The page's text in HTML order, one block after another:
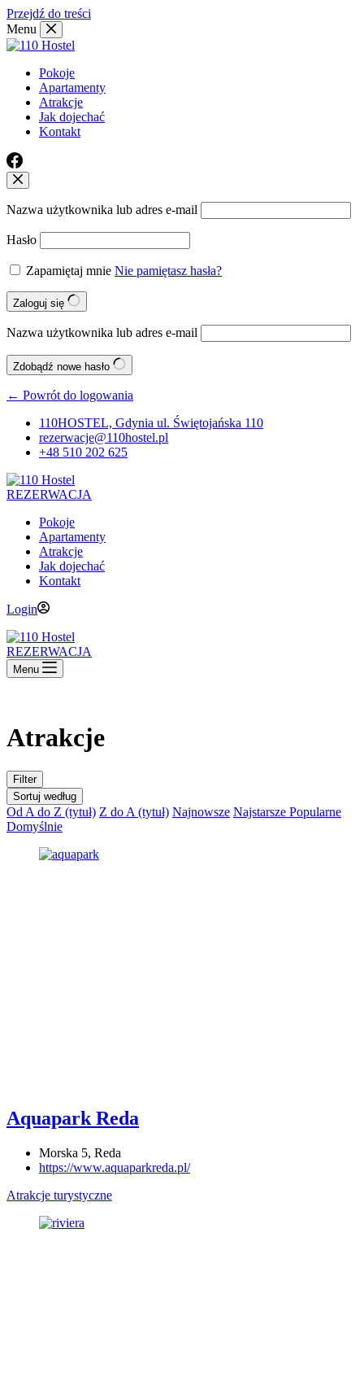
Przejdź do treści
Menu
Pokoje
Apartamenty
Atrakcje
Jak dojechać
Kontakt
Nazwa użytkownika lub adres e-mail
Hasło
Zapamiętaj mnie Nie pamiętasz hasła?
Zaloguj się
Nazwa użytkownika lub adres e-mail
Zdobądź nowe hasło
← Powrót do logowania
110HOSTEL, Gdynia ul. Świętojańska 110
rezerwacje@110hostel.pl
+48 510 202 625
REZERWACJA
Pokoje
Apartamenty
Atrakcje
Jak dojechać
Kontakt
Login
REZERWACJA
Menu
Atrakcje
Filter
Sortuj według
Od A do Z (tytuł) Z do A (tytuł) Najnowsze Najstarsze Popularne
Domyślnie
Aquapark Reda
Morska 5, Reda
https://www.aquaparkreda.pl/
Atrakcje turystyczne